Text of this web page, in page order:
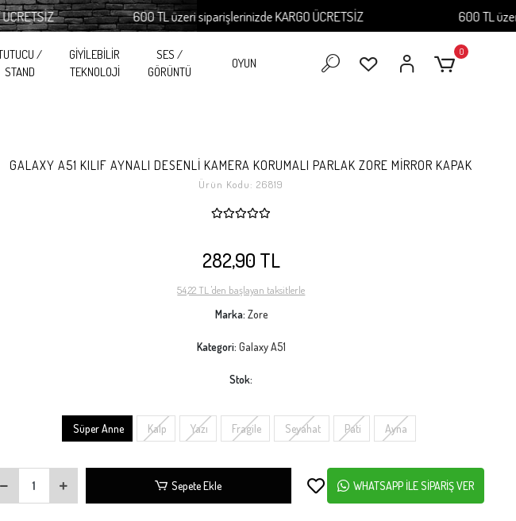
600 TL üzeri siparişlerinizde KARGO ÜCRETSİZ 600 TL üzeri
/
STAND
GİYİLEBİLİR
TEKNOLOJİ
SES /
GÖRÜNTÜ
OYUN
0
GALAXY A51 KILIF AYNALI DESENLİ KAMERA KORUMALI PARLAK ZORE MİRROR KAPAK
Ürün Kodu:26819
282,90 TL
54,22 TL 'den başlayan taksitlerle
Marka: Zore
Kategori: Galaxy A51
Stok:
Süper Anne Kalp Yazı Fragile Seyahat Pati Ayna
Sepete Ekle WHATSAPP İLE SİPARİŞ VER